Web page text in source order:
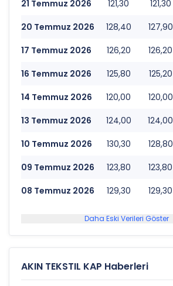
21 Temmuz 2026
121,30 121,30
20 Temmuz 2026
128,40 127,90
17 Temmuz 2026
126,20 126,20
16 Temmuz 2026
125,80 125,20
14 Temmuz 2026
120,00 120,00
13 Temmuz 2026
124,00 124,00
10 Temmuz 2026
130,30 128,80
09 Temmuz 2026
123,80 123,80
08 Temmuz 2026
129,30 129,30
Daha Eski Verileri Göster
AKIN TEKSTIL KAP Haberleri